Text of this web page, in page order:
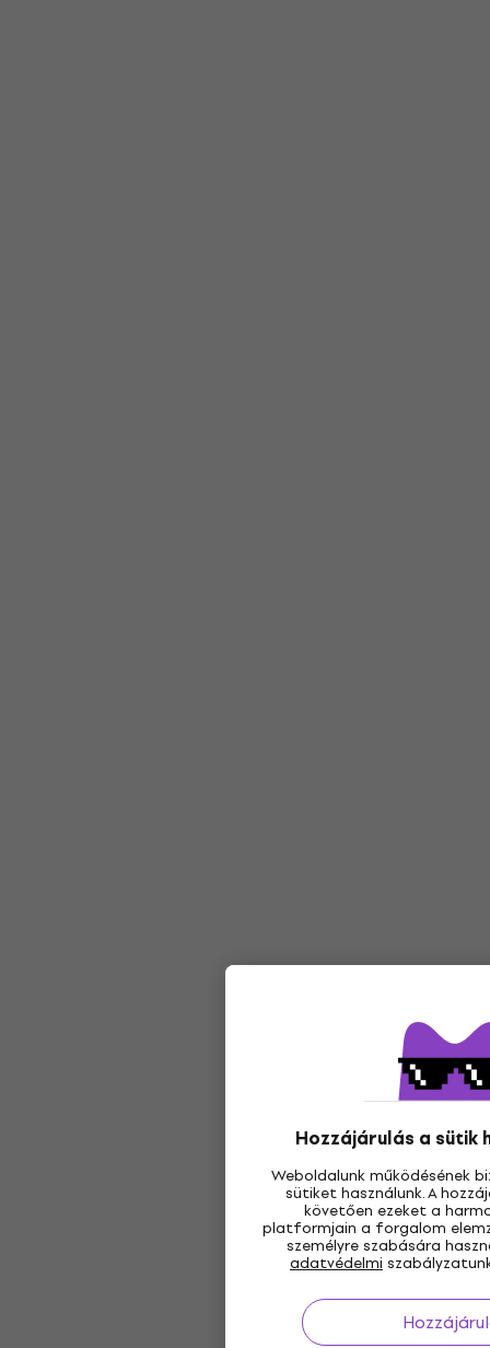
Hozzájárulás a sütik
Weboldalunk működésének
sütiket használunk. A
követően ezeket a
platformjain a forgalom
személyre szabására
adatvédelmi